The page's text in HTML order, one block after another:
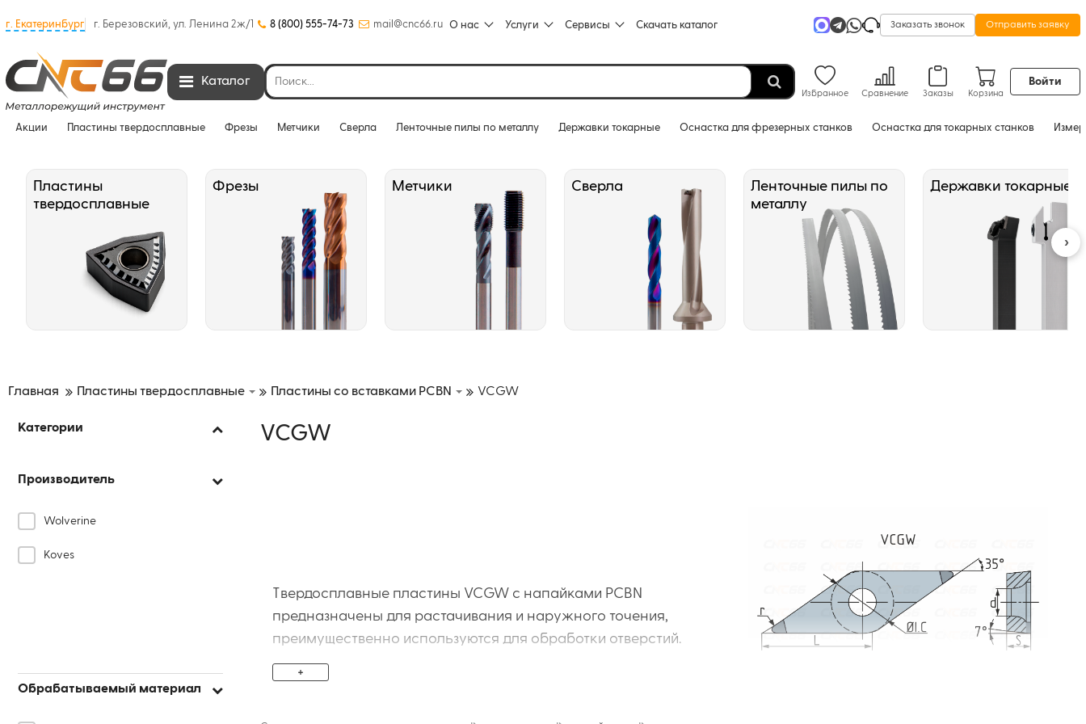
г. Екатеринбург г. Березовский, ул. Ленина 2ж/1 8 (800) 555-74-73 mail@cnc66.ru О нас Услуги Сервисы Скачать каталог Заказать звонок Отправить заявку
Каталог
Избранное Сравнение Заказы Корзина
Войти
Акции Пластины твердосплавные Фрезы Метчики Сверла Ленточные пилы по металлу Державки токарные Оснастка для фрезерных станков Оснастка для токарных станков
Пластины
твердосплавные
Фрезы Метчики Сверла
Ленточные пилы по
металлу
Державки токарные
Главная Пластины твердосплавные Пластины со вставками PCBN VCGW
Категории
Производитель
Wolverine
Koves
Обрабатываемый материал
VCGW
Твердосплавные пластины VCGW с напайками PCBN
предназначены для растачивания и наружного точения,
преимущественно используются для обработки отверстий.
Пластины формы V (ромб 35°) с позитивной геометрией и задним
углом 7° обеспечивают точное и стабильное резание. Напайки из
+